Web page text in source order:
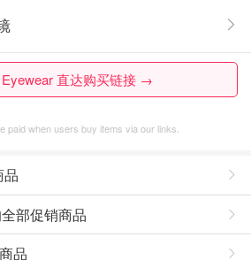
Eyewear 直达购买链接 →
paid when users buy items via our links.
品
部促销商品
品